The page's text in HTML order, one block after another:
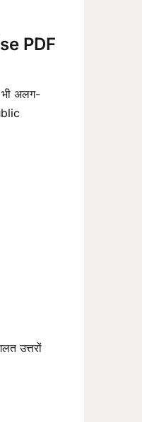
PDF
अलग-
उत्तरों